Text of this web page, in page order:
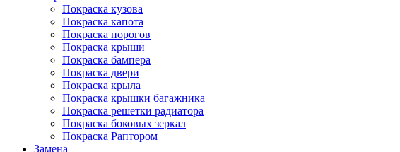
Покраска кузова
Покраска капота
Покраска порогов
Покраска крыши
Покраска бампера
Покраска двери
Покраска крыла
Покраска крышки багажника
Покраска решетки радиатора
Покраска боковых зеркал
Покраска Раптором
Замена